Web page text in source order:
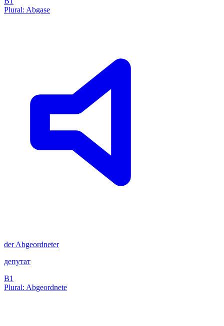
Plural: Abgase
derAbgeordneter
депутат
B1
Plural: Abgeordnete